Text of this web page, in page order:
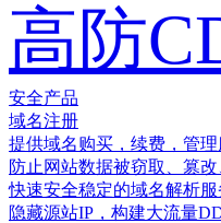
高防
安全产品
域名注册
提供域名购买，续费，管理
防止网站数据被窃取、篡
快速安全稳定的域名解析服
隐藏源站IP，构建大流量